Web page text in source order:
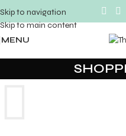
Skip to navigation
Skip to main content
MENU